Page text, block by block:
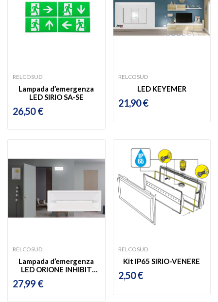
RELCOSUD
Lampada d’emergenza
LED SIRIO SA-SE
26,50 €
RELCOSUD
LED KEYEMER
21,90 €
RELCOSUD
Lampada d’emergenza
LED ORIONE INHIBIT
27,99 €
RELCOSUD
Kit IP65 SIRIO-VENERE
2,50 €